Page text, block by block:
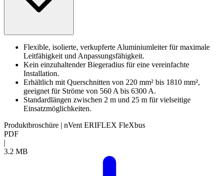
Flexible, isolierte, verkupferte Aluminiumleiter für maximale
Leitfähigkeit und Anpassungsfähigkeit.
Kein einzuhaltender Biegeradius für eine vereinfachte
Installation.
Erhältlich mit Querschnitten von 220 mm² bis 1810 mm²,
geeignet für Ströme von 560 A bis 6300 A.
Standardlängen zwischen 2 m und 25 m für vielseitige
Einsatzmöglichkeiten.
Produktbroschüre | nVent ERIFLEX FleXbus
PDF
|
3.2 MB